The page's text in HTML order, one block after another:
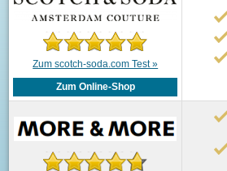
Zum scotch-soda.com Test »
Zum Online-Shop